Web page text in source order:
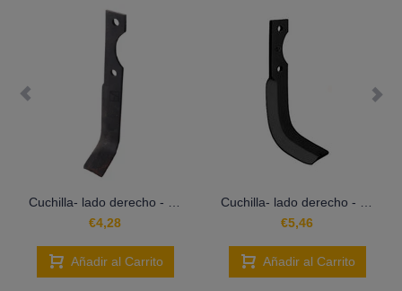
€4,28
Añadir al Carrito
€5,46
Añadir al Carrito